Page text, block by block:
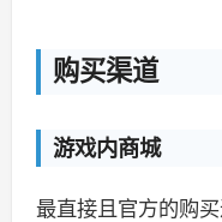
购买渠道
游戏内商城
最直接且官方的购